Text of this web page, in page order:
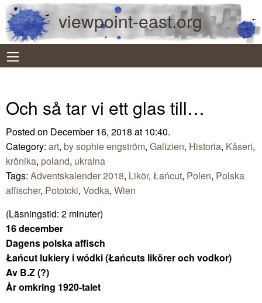
viewpoint-east.org
Och så tar vi ett glas till…
Posted on December 16, 2018 at 10:40.
Category: art, by sophie engström, Galizien, Historia, Kåseri,
krönika, poland, ukraina
Tags: Adventskalender 2018, Likör, Łańcut, Polen, Polska
affischer, Pototcki, Vodka, Wien
(Läsningstid: 2 minuter)
16 december
Dagens polska affisch
Łańcut lukiery i wódki (Łańcuts likörer och vodkor)
Av B.Z (?)
År omkring 1920-talet